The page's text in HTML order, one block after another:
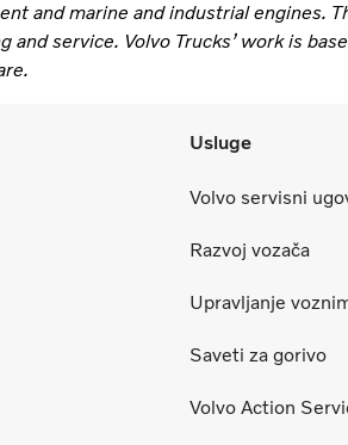
and marine and industrial engines.
and service. Volvo Trucks’ work is
Usluge
Volvo servisni
Razvoj vozača
Upravljanje
Saveti za gorivo
Volvo Action